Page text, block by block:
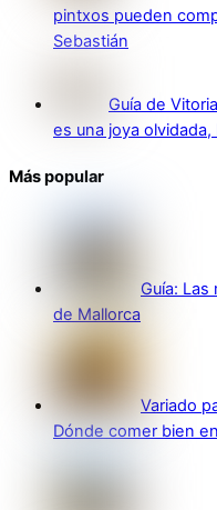
pintxos pueden
Sebastián
Guía de
es una joya
Más popular
Guía:
de Mallorca
Variado
Dónde comer bien